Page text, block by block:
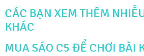
CÁC BẠN XEM THÊM
KHÁC
MUA SÁO C5 ĐỂ CHƠI BÀI